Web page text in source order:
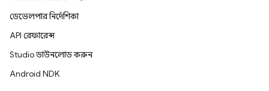
ডেভেলপার নির্দেশিকা
API রেফারেন্স
Studio ডাউনলোড করুন
Android NDK